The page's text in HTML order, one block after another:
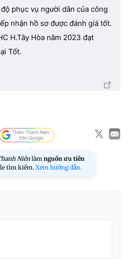
phục vụ người dân của công
nhận hồ sơ được đánh giá tốt.
H.Tây Hòa năm 2023 đạt
Tốt.
Niên làm nguồn ưu tiên
tìm kiếm.Xem hướng dẫn.